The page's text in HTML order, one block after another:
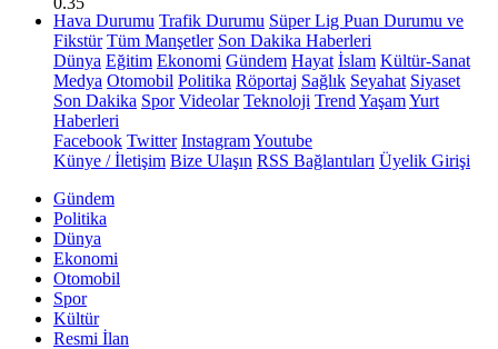
Hava Durumu Trafik Durumu Süper Lig Puan Durumu ve
Fikstür Tüm Manşetler Son Dakika Haberleri
Dünya Eğitim Ekonomi Gündem Hayat İslam Kültür-Sanat
Medya Otomobil Politika Röportaj Sağlık Seyahat Siyaset
Son Dakika Spor Videolar Teknoloji Trend YaşamYurt
Haberleri
Facebook Twitter InstagramYoutube
Künye / İletişim Bize Ulaşın RSS Bağlantıları Üyelik Girişi
Gündem
Politika
Dünya
Ekonomi
Otomobil
Spor
Kültür
Resmi İlan